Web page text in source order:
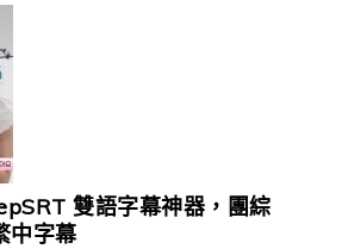
雙語字幕神器，團綜
中字幕